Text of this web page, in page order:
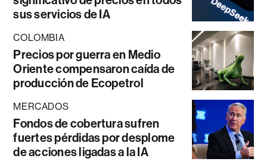
sus servicios de IA
COLOMBIA
Precios por guerra en Medio
Oriente compensaron caída de
producción de Ecopetrol
MERCADOS
Fondos de cobertura sufren
fuertes pérdidas por desplome
de acciones ligadas a la IA